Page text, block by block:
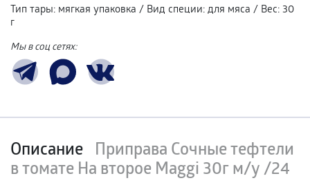
Тип тары: мягкая упаковка / Вид специи: для мяса / Вес: 30
г
Мы в соц сетях:
Описание Приправа Сочные тефтели
в томате На второе Maggi 30г м/у /24